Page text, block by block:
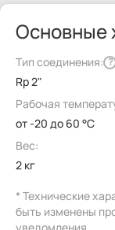
Основные
Тип соединения: ?
Rp 2"
Рабочая
от -20 до 60 °C
Вес:
2 кг
* Технические
быть изменены